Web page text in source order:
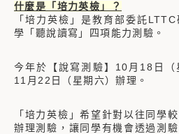
什麼是「培力英檢」？
「培力英檢」是教育部委託
學「聽說讀寫」四項能力測驗。
今年於【說寫測驗】10月18日（
11月22日（星期六）辦理。
「培力英檢」希望針對以往同學
辦理測驗，讓同學有機會透過測